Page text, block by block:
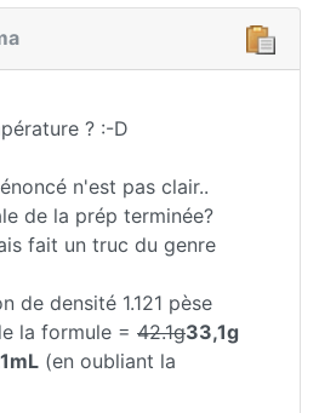
? :-D
n'est pas clair..
de la prép terminée?
fait un truc du genre
de densité 1.121 pèse
la formule = 42.1g33,1g
(en oubliant la